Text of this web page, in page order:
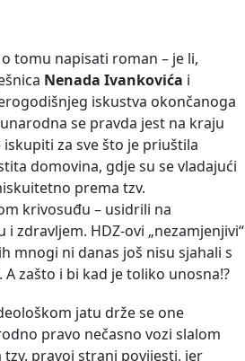
tomu napisati roman – je li,
Nenada Ivankovića i
iskustva okončanoga
se pravda jest na kraju
za sve što je priuštila
domovina, gdje su se vladajući
prema tzv.
krivosuđu – usidrili na
zdravljem. HDZ-ovi „nezamjenjivi“
mnogi ni danas još nisu sjahali s
zašto i bi kad je toliko unosna!?
jatu drže se one
pravo nečasno vozi slalom
pravoj strani povijesti, jer